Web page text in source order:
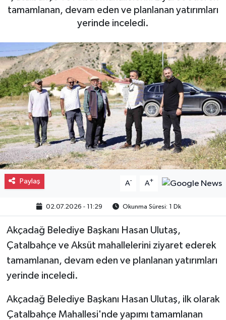
tamamlanan, devam eden ve planlanan yatırımları
yerinde inceledi.
Paylaş A- A+
02.07.2026 - 11:29 Okunma Süresi: 1 Dk
Akçadağ Belediye Başkanı Hasan Ulutaş,
Çatalbahçe ve Aksüt mahallelerini ziyaret ederek
tamamlanan, devam eden ve planlanan yatırımları
yerinde inceledi.
Akçadağ Belediye Başkanı Hasan Ulutaş, ilk olarak
Çatalbahçe Mahallesi'nde yapımı tamamlanan
Magazin
Gayrimenkul
Spor
Eğitim